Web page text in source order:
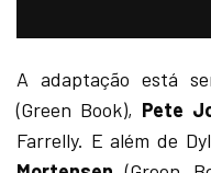
A adaptação está
(Green Book), Pete
Farrelly. E além de